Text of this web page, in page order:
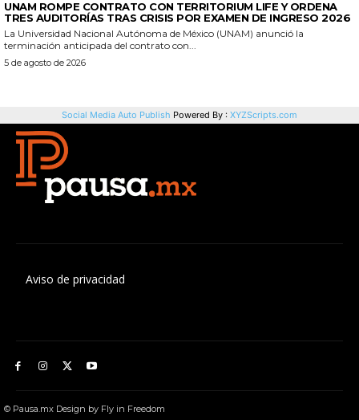
Aviso de privacidad
© Pausa.mx Design by Fly in Freedom